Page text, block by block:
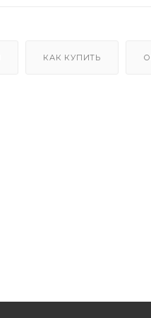
КАК КУПИТЬ